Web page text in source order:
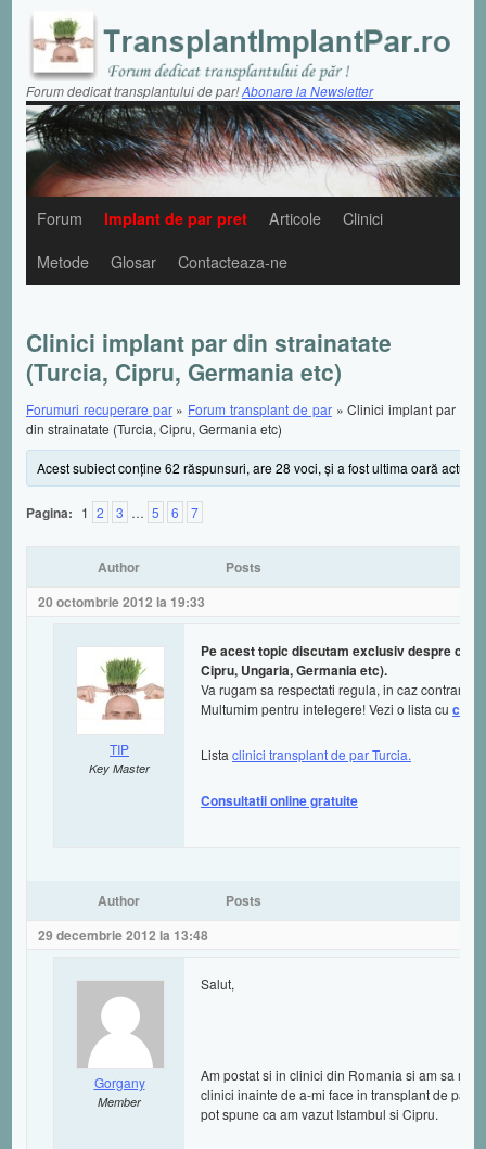
Forum dedicat transplantului de par!Abonare la Newsletter
Forum Implant de par pret Articole
Clinici
Metode
Glosar Contacteaza-ne
Clinici implant par din strainatate
(Turcia, Cipru, Germania etc)
Forumuri recuperare par » Forum transplant de par » Clinici implant par
din strainatate (Turcia, Cipru, Germania etc)
Acest subiect conţine 62 răspunsuri, are 28 voci, şi a fost ultima oară
Pagina: 1 2 3 … 5 6 7
Author Posts
Author Posts
20 octombrie 2012 la 19:33
TIP
Key Master
Pe acest topic discutam exclusiv despre
Cipru, Ungaria, Germania etc).
Va rugam sa respectati regula, in caz contrar
Multumim pentru intelegere! Vezi o lista cu
Lista clinici transplant de par Turcia.
Consultatii online gratuite
29 decembrie 2012 la 13:48
Gorgany
Member
Salut,
Am postat si in clinici din Romania si am sa ma
clinici inainte de a-mi face in transplant de par
pot spune ca am vazut Istambul si Cipru.